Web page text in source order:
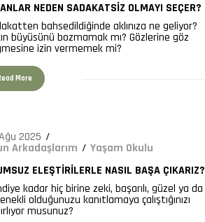
NEDEN SADAKATSIZ OLMAYI SEÇER?
bahsedildiğinde aklınıza ne geliyor?
büyüsünü bozmamak mı? Gözlerine göz
izin vermemek mi?
More
2025
Arkadaşlarım
Yaşam Okulu
ELEŞTIRILERLE NASIL BAŞA ÇIKARIZ?
kadar hiç birine zeki, başarılı, güzel ya da
olduğunuzu kanıtlamaya çalıştığınızı
musunuz?
618
1193